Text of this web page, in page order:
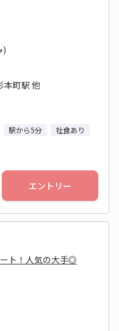
)
本町駅 他
駅から5分
社食あり
エントリー
ト！人気の大手◎